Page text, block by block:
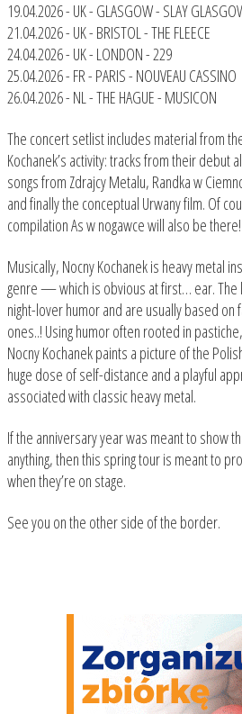
19.04.2026 - UK - GLASGOW - SLAY
21.04.2026 - UK - BRISTOL - THE FLEECE
24.04.2026 - UK - LONDON - 229
25.04.2026 - FR - PARIS - NOUVEAU CASSINO
26.04.2026 - NL - THE HAGUE - MUSICON
The concert setlist includes material from
Kochanek’s activity: tracks from their debut
songs from Zdrajcy Metalu, Randka w
and finally the conceptual Urwany film. Of
compilation As w nogawce will also be there!
Musically, Nocny Kochanek is heavy metal
genre — which is obvious at first… ear. The
night-lover humor and are usually based
ones..! Using humor often rooted in
Nocny Kochanek paints a picture of the
huge dose of self-distance and a playful
associated with classic heavy metal.
If the anniversary year was meant to show
anything, then this spring tour is meant to
when they’re on stage.
See you on the other side of the border.